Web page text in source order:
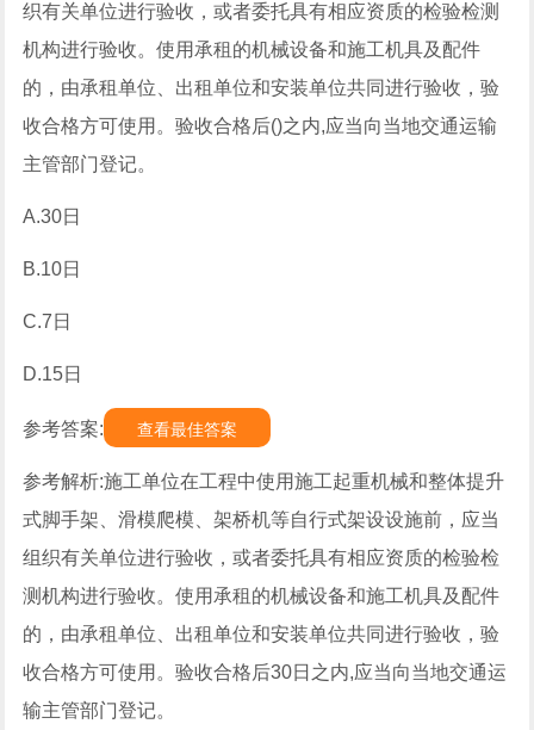
织有关单位进行验收，或者委托具有相应资质的检验检测
机构进行验收。使用承租的机械设备和施工机具及配件
的，由承租单位、出租单位和安装单位共同进行验收，验
收合格方可使用。验收合格后()之内,应当向当地交通运输
主管部门登记。
A.30日
B.10日
C.7日
D.15日
参考答案: 查看最佳答案
参考解析:施工单位在工程中使用施工起重机械和整体提升
式脚手架、滑模爬模、架桥机等自行式架设设施前，应当
组织有关单位进行验收，或者委托具有相应资质的检验检
测机构进行验收。使用承租的机械设备和施工机具及配件
的，由承租单位、出租单位和安装单位共同进行验收，验
收合格方可使用。验收合格后30日之内,应当向当地交通运
输主管部门登记。